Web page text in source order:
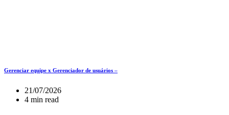
Gerenciar equipe x Gerenciador de usuários –
21/07/2026
4 min read